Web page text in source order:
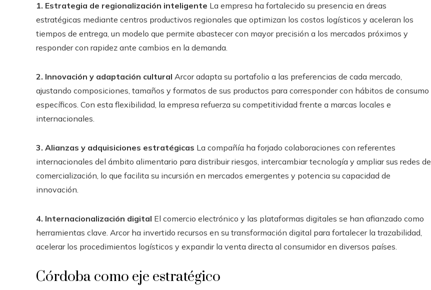
1. Estrategia de regionalización inteligente La empresa ha fortalecido su presencia en áreas
estratégicas mediante centros productivos regionales que optimizan los costos logísticos y aceleran los
tiempos de entrega, un modelo que permite abastecer con mayor precisión a los mercados próximos y
responder con rapidez ante cambios en la demanda.
2. Innovación y adaptación cultural Arcor adapta su portafolio a las preferencias de cada mercado,
ajustando composiciones, tamaños y formatos de sus productos para corresponder con hábitos de consumo
específicos. Con esta flexibilidad, la empresa refuerza su competitividad frente a marcas locales e
internacionales.
3. Alianzas y adquisiciones estratégicas La compañía ha forjado colaboraciones con referentes
internacionales del ámbito alimentario para distribuir riesgos, intercambiar tecnología y ampliar sus redes de
comercialización, lo que facilita su incursión en mercados emergentes y potencia su capacidad de
innovación.
4. Internacionalización digital El comercio electrónico y las plataformas digitales se han afianzado como
herramientas clave. Arcor ha invertido recursos en su transformación digital para fortalecer la trazabilidad,
acelerar los procedimientos logísticos y expandir la venta directa al consumidor en diversos países.
Córdoba como eje estratégico